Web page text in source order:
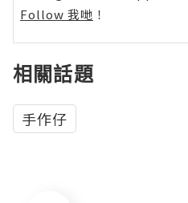
Follow 我哋 ！
相關話題
手作仔